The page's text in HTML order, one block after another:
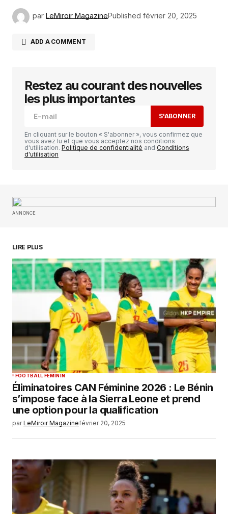
par LeMiroir MagazinePublished février 20, 2025
ADD A COMMENT
Votre adresse e-mail ne sera pas publiée. Les
champs obligatoires sont indiqués avec
Enregistrer mon nom, mon e-mail et mon
commentaire.
SUBMIT COMMENT
Restez au courant des nouvelles
les plus importantes
S'ABONNER
En cliquant sur le bouton « S'abonner », vous confirmez que
vous avez lu et que vous acceptez nos conditions
d'utilisation. Politique de confidentialité and Conditions
d'utilisation
ANNONCE
LIRE PLUS
FOOTBALL FEMININ
Éliminatoires CAN Féminine 2026 : Le Bénin
s’impose face à la Sierra Leone et prend
une option pour la qualification
par LeMiroir Magazinefévrier 20, 2025